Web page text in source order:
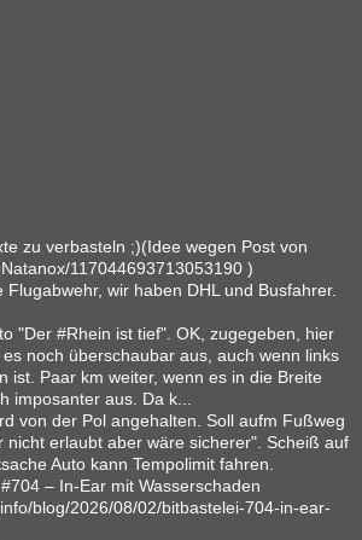
zu verbasteln ;)(Idee wegen Post von
117044693713053190 )
Flugabwehr, wir haben DHL und Busfahrer.
"Der #Rhein ist tief". OK, zugegeben, hier
noch überschaubar aus, auch wenn links
ist. Paar km weiter, wenn es in die Breite
imposanter aus. Da k...
von der Pol angehalten. Soll aufm Fußweg
nicht erlaubt aber wäre sicherer". Scheiß auf
Auto kann Tempolimit fahren.
– In-Ear mit Wasserschaden
blog/2026/08/02/bitbastelei-704-in-ear-